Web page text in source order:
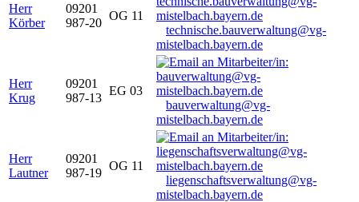
Herr
Körber
09201
987-20
OG 11
technische.bauverwaltung@vg-
mistelbach.bayern.de
Herr
Krug
09201
987-13
EG 03
bauverwaltung@vg-
mistelbach.bayern.de
Herr
Lautner
09201
987-19
OG 11
liegenschaftsverwaltung@vg-
mistelbach.bayern.de